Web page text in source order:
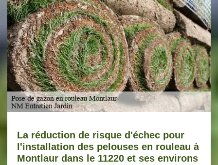
La réduction de risque d'échec pour
l'installation des pelouses en rouleau à
Montlaur dans le 11220 et ses environs